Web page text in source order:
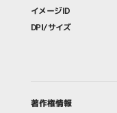
イメージID
DPI/サイズ
著作権情報